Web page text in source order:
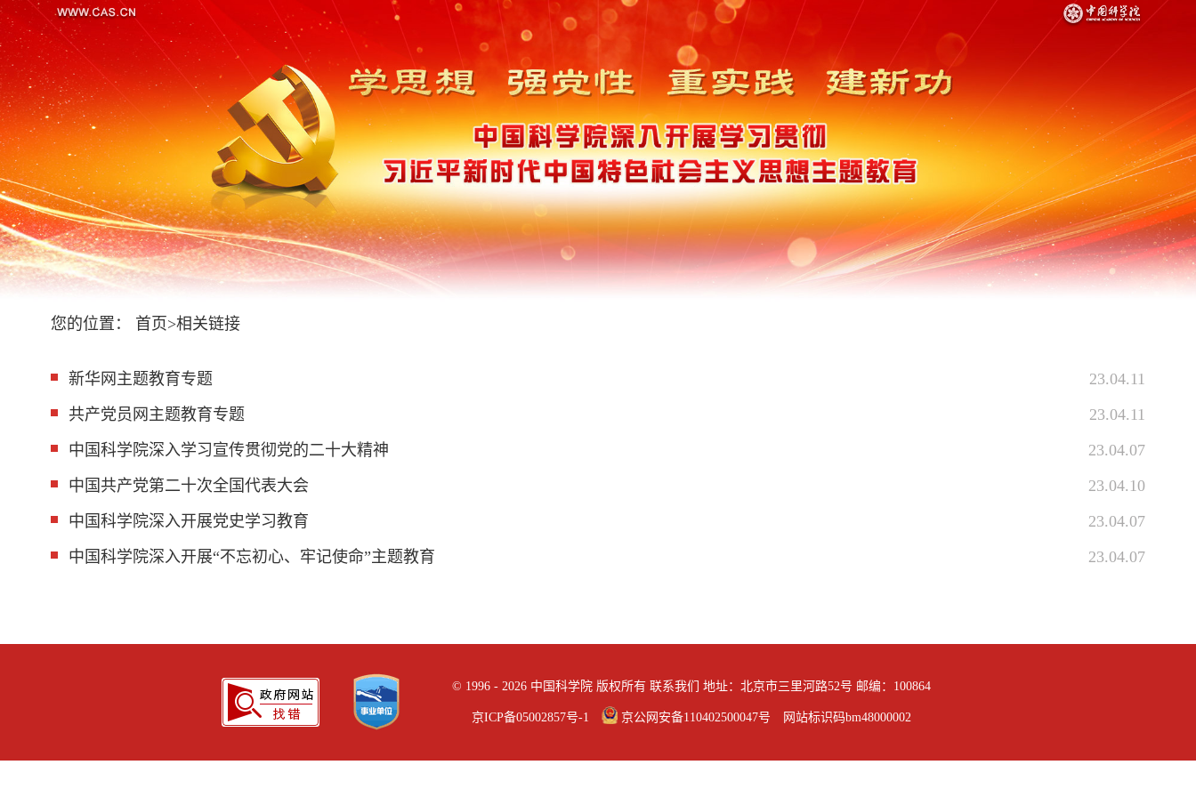
您的位置： 首页>相关链接
23.04.11
新华网主题教育专题
23.04.11
共产党员网主题教育专题
23.04.07
中国科学院深入学习宣传贯彻党的二十大精神
23.04.10
中国共产党第二十次全国代表大会
23.04.07
中国科学院深入开展党史学习教育
23.04.07
中国科学院深入开展“不忘初心、牢记使命”主题教育
© 1996 - 2026 中国科学院 版权所有 联系我们 地址：北京市三里河路52号 邮编：100864
京ICP备05002857号-1 京公网安备110402500047号 网站标识码bm48000002